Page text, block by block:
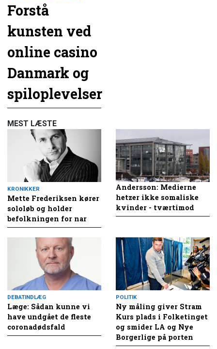
Forstå
kunsten ved
online casino
Danmark og
spiloplevelser
MEST LÆSTE
KRONIKKER
Mette Frederiksen kører
sololøb og holder
befolkningen for nar
Andersson: Medierne
hetzer ikke somaliske
kvinder - tværtimod
DEBATINDLÆG
Læge: Sådan kunne vi
have undgået de fleste
coronadødsfald
POLITIK
Ny måling giver Stram
Kurs plads i Folketinget
og smider LA og Nye
Borgerlige på porten